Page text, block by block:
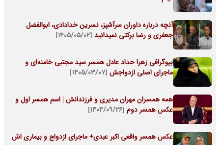
آنچه درباره داوران سرآشپز، نسرین خدادادی، ابوالفضل
جعفری و رضا برکتی نمیدانید [۱۴۰۵/۰۵/۰۲]
بیوگرافی زهرا حداد عادل همسر سید مجتبی خامنه‌ای و
ماجرای اصلی ازدواجش [۱۴۰۵/۰۳/۰۷]
همه همسران مهران مدیری و فرزندانش | اسم همسر اول و
عکس همسر دوم [۱۴۰۴/۰۹/۲۶]
عکس همسر واقعی اکبر عبدی+ ماجرای ازدواج و بیماری اش